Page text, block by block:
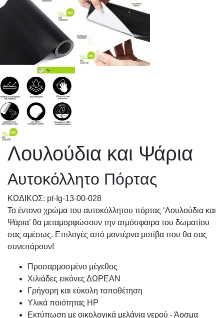
Λουλούδια και Ψάρια
Αυτοκόλλητο Πόρτας
KΩΔΙΚΟΣ: pt-Ig-13-00-028
Το έντονο χρώμα του αυτοκόλλητου πόρτας ‘Λουλούδια και
Ψάρια’ θα μεταμορφώσουν την ατμόσφαιρα του δωματίου
σας αμέσως. Επιλογές από μοντέρνα μοτίβα που θα σας
συνεπάρουν!
Προσαρμοσμένo μέγεθος
Χιλιάδες εικόνες ΔΩΡΕΑΝ
Γρήγορη και εύκολη τοποθέτηση
Υλικά ποιότητας HP
Εκτύπωση με οικολογικά μελάνια νερού - Άοσμα